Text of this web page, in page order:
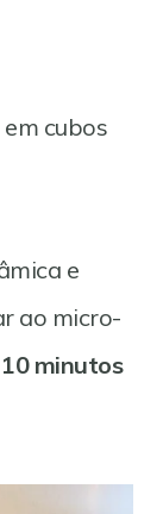
cubos
e
ao micro-
10 minutos